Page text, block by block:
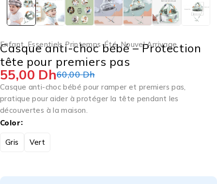
Enfant Essentiels Printemps-Été, Nouvel Arrivage
Casque anti-choc bébé – Protection
tête pour premiers pas
60,00Dh
55,00 Dh
Casque anti-choc bébé pour ramper et premiers pas,
pratique pour aider à protéger la tête pendant les
découvertes à la maison.
Color
Gris Vert